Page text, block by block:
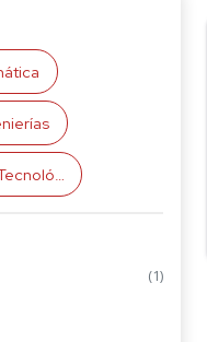
Lima Sur
(1)